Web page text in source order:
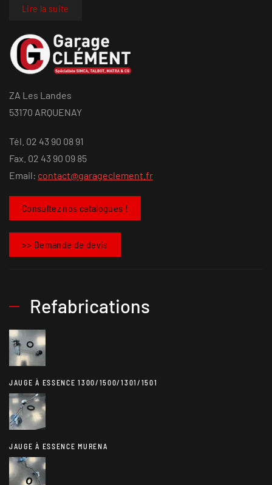
Lire la suite
ZA Les Landes
53170 ARQUENAY
Tél. 02 43 90 08 91
Fax. 02 43 90 09 85
Email: contact@garageclement.fr
Consultez nos catalogues !
>> Demande de devis
Refabrications
JAUGE À ESSENCE 1300/1500/1301/1501
JAUGE À ESSENCE MURENA